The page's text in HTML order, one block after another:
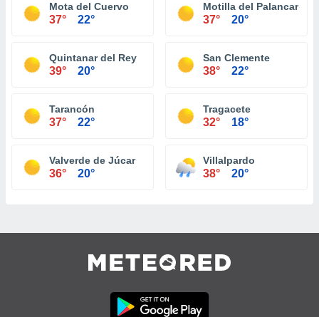
Mota del Cuervo
37° 22°
Motilla del Palancar
37° 20°
Quintanar del Rey
39° 20°
San Clemente
38° 22°
Tarancón
37° 22°
Tragacete
32° 18°
Valverde de Júcar
36° 20°
Villalpardo
38° 20°